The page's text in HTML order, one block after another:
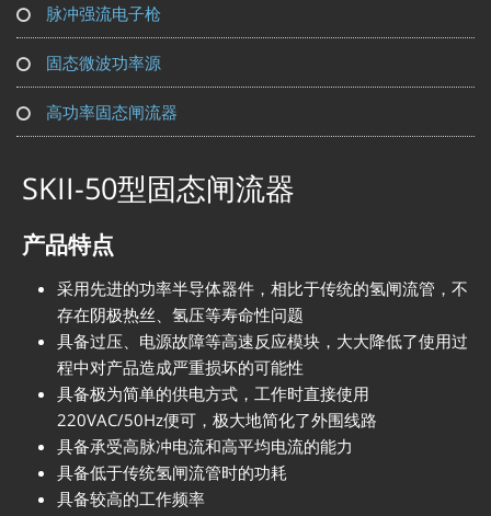
脉冲强流电子枪
固态微波功率源
高功率固态闸流器
SKII-50型固态闸流器
产品特点
采用先进的功率半导体器件，相比于传统的氢闸流管，不
存在阴极热丝、氢压等寿命性问题
具备过压、电源故障等高速反应模块，大大降低了使用过
程中对产品造成严重损坏的可能性
具备极为简单的供电方式，工作时直接使用
220VAC/50Hz便可，极大地简化了外围线路
具备承受高脉冲电流和高平均电流的能力
具备低于传统氢闸流管时的功耗
具备较高的工作频率